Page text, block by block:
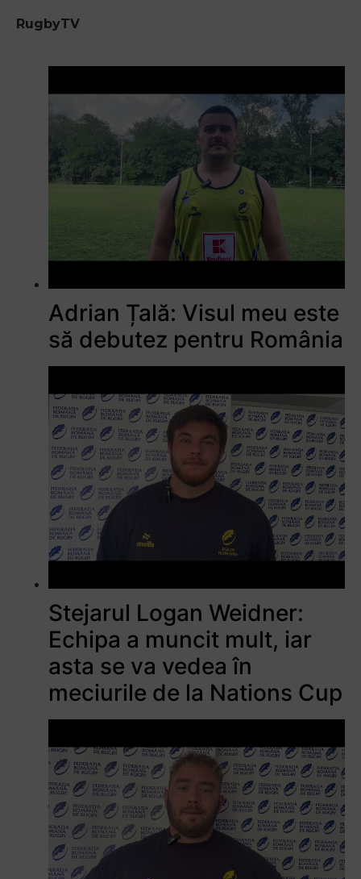
RugbyTV
Adrian Țală: Visul meu este
să debutez pentru România
Stejarul Logan Weidner:
Echipa a muncit mult, iar
asta se va vedea în
meciurile de la Nations Cup